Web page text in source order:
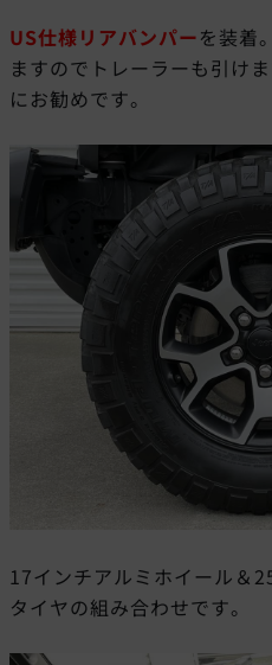
US仕様リアバンパーを装着。
ますのでトレーラーも引け
にお勧めです。
17インチアルミホイール＆
タイヤの組み合わせです。